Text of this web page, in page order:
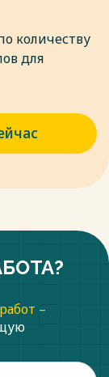
количеству
для
–